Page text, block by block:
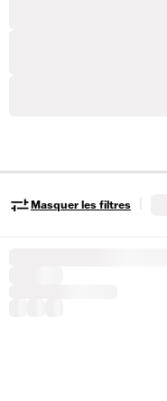
Masquer les filtres